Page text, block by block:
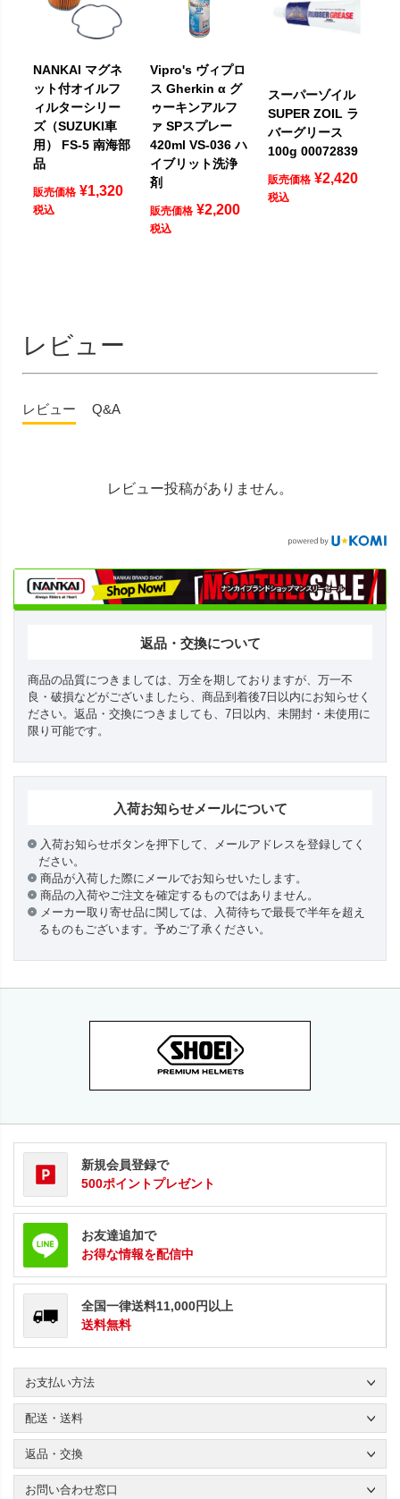
NANKAI マグネ
ット付オイルフ
ィルターシリー
ズ（SUZUKI車
用） FS-5 南海部
品
販売価格 ¥1,320
税込
Vipro's ヴィプロ
ス Gherkin α グ
ゥーキンアルフ
ァ SPスプレー
420ml VS-036 ハ
イブリット洗浄
剤
販売価格 ¥2,200
税込
スーパーゾイル
SUPER ZOIL ラ
バーグリース
100g 00072839
販売価格 ¥2,420
税込
レビュー
レビュー Q&A
レビュー投稿がありません。
返品・交換について
商品の品質につきましては、万全を期しておりますが、万一不
良・破損などがございましたら、商品到着後7日以内にお知らせく
ださい。返品・交換につきましても、7日以内、未開封・未使用に
限り可能です。
入荷お知らせメールについて
入荷お知らせボタンを押下して、メールアドレスを登録してく
ださい。
商品が入荷した際にメールでお知らせいたします。
商品の入荷やご注文を確定するものではありません。
メーカー取り寄せ品に関しては、入荷待ちで最長で半年を超え
るものもございます。予めご了承ください。
新規会員登録で
500ポイントプレゼント
お友達追加で
お得な情報を配信中
全国一律送料11,000円以上
送料無料
お支払い方法
配送・送料
返品・交換
お問い合わせ窓口